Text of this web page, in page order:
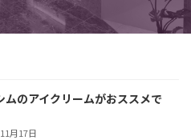
ムのアイクリームがおススメで
月17日